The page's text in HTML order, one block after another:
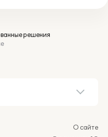
решения
О сайте